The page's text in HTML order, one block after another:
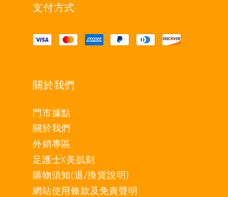
支付方式
關於我們
門市據點
關於我們
外銷專區
足護士X美肌刻
購物須知(退/換貨說明)
網站使用條款及免責聲明